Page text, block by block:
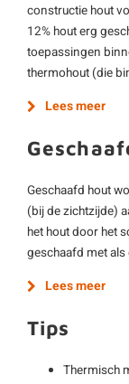
constructie hout
12% hout erg
toepassingen
thermohout (die
Lees meer
Geschaafd hout
(bij de zichtzijde)
het hout door het
geschaafd met als
Lees meer
Tips
Thermisch